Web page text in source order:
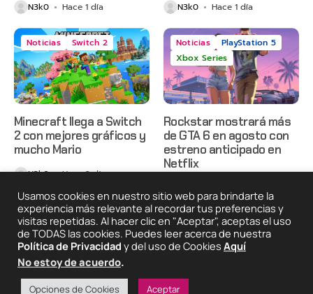
N3k0 Hace 1 día N3k0 Hace 1 día
Noticias Switch 2
Minecraft llega a Switch
2 con mejores gráficos y
mucho Mario
N3k0 Hace 2 días
Noticias
PlayStation 5
Xbox Series
Rockstar mostrará más
de GTA 6 en agosto con
estreno anticipado en
Netflix
2025 © Degeneraciónx.com | Anime, Games & Nothing
Else
Quiénes
Somos
Condiciones De
Uso Privacidad
Usamos cookies en nuestro sitio web para brindarte la
experiencia más relevante al recordar tus preferencias y
visitas repetidas. Al hacer clic en "Aceptar", aceptas el uso
de TODAS las cookies. Puedes leer acerca de nuestra
Política de Privacidad y del uso de Cookies Aquí
No estoy de acuerdo.
Opciones de Cookies Aceptar